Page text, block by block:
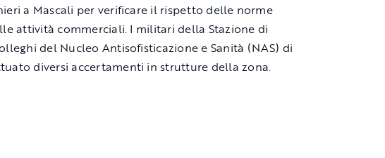
a Mascali per verificare il rispetto delle norme
attività commerciali. I militari della Stazione di
del Nucleo Antisofisticazione e Sanità (NAS) di
diversi accertamenti in strutture della zona.